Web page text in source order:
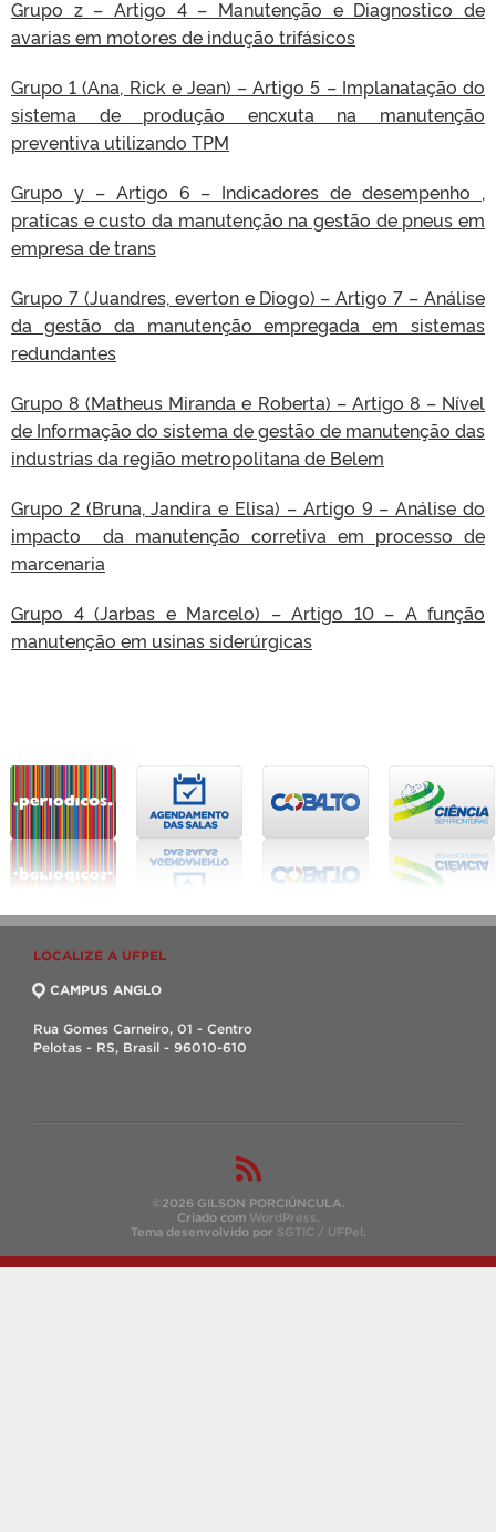
Grupo z – Artigo 4 – Manutenção e Diagnostico de
avarias em motores de indução trifásicos
Grupo 1 (Ana, Rick e Jean) – Artigo 5 – Implanatação do
sistema de produção encxuta na manutenção
preventiva utilizando TPM
Grupo y – Artigo 6 – Indicadores de desempenho ,
praticas e custo da manutenção na gestão de pneus em
empresa de trans
Grupo 7 (Juandres, everton e Diogo) – Artigo 7 – Análise
da gestão da manutenção empregada em sistemas
redundantes
Grupo 8 (Matheus Miranda e Roberta) – Artigo 8 – Nível
de Informação do sistema de gestão de manutenção das
industrias da região metropolitana de Belem
Grupo 2 (Bruna, Jandira e Elisa) – Artigo 9 – Análise do
impacto da manutenção corretiva em processo de
marcenaria
Grupo 4 (Jarbas e Marcelo) – Artigo 10 – A função
manutenção em usinas siderúrgicas
LOCALIZE A UFPEL
CAMPUS ANGLO
Rua Gomes Carneiro, 01 - Centro
Pelotas - RS, Brasil - 96010-610
©2026 GILSON PORCIÚNCULA.
Criado com WordPress.
Tema desenvolvido por SGTIC / UFPel.